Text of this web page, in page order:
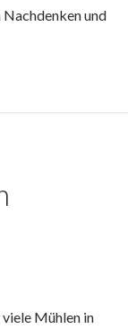
und
Mühlen in